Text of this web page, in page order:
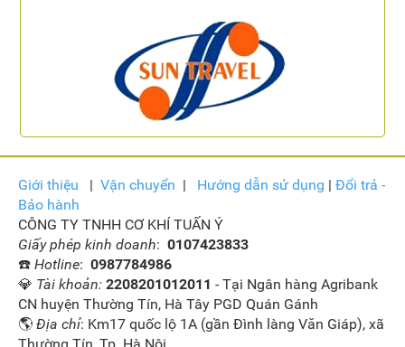
Giới thiệu | Vận chuyển | Hướng dẫn sử dụng | Đổi trả -
Bảo hành
CÔNG TY TNHH CƠ KHÍ TUẤN Ý
Giấy phép kinh doanh: 0107423833
☎️ Hotline: 0987784986
💎 Tài khoản: 2208201012011 - Tại Ngân hàng Agribank
CN huyện Thường Tín, Hà Tây PGD Quán Gánh
🌎 Địa chỉ: Km17 quốc lộ 1A (gần Đình làng Văn Giáp), xã